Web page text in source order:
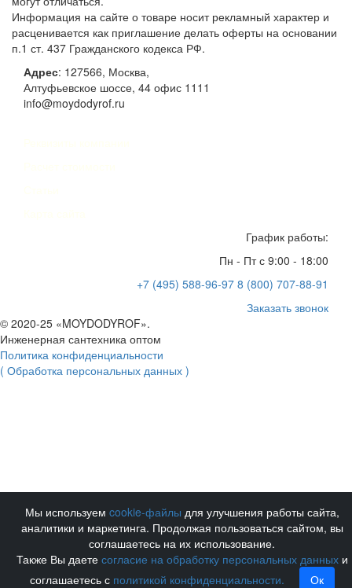
Информация на сайте о товаре носит рекламный характер и
расценивается как приглашение делать оферты на основании
п.1 ст. 437 Гражданского кодекса РФ.
Адрес: 127566, Москва,
Алтуфьевское шоссе, 44 офис 1111
info@moydodyrof.ru
График работы:
Пн - Пт с 9:00 - 18:00
+7 (495) 588-96-97 8 (800) 707-88-91
Заказать звонок
© 2020-25 «MOYDODYROF».
Инженерная сантехника оптом
Политика конфиденциальности
( Обработка персональных данных )
Мы используем cookie-файлы для улучшения работы сайта,
аналитики и маркетинга. Продолжая пользоваться сайтом, вы
соглашаетесь на их использование.
Также Вы даете согласие на обработку персональных данныхи
соглашаетесь с политикой конфиденциальности. Ок